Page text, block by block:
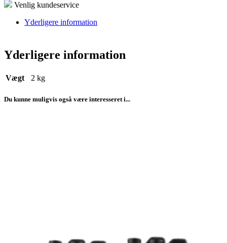
Venlig kundeservice
Yderligere information
Yderligere information
Vægt 2 kg
Du kunne muligvis også være interesseret i...